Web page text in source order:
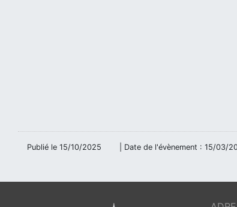
Publié le 15/10/2025 | Date de l'évènement : 15/03/